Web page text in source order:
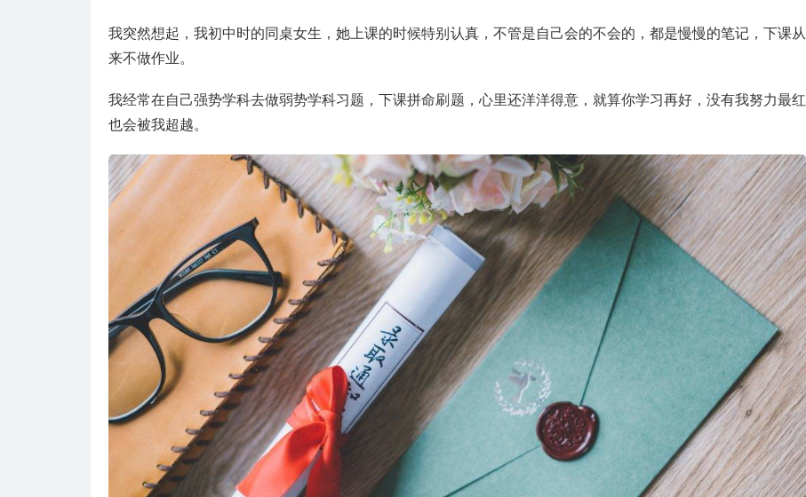
我突然想起，我初中时的同桌女生，她上课的时候特别认真，不管是自己会的不会的，都是慢慢的笔记，下课从
来不做作业。
我经常在自己强势学科去做弱势学科习题，下课拼命刷题，心里还洋洋得意，就算你学习再好，没有我努力最红
也会被我超越。